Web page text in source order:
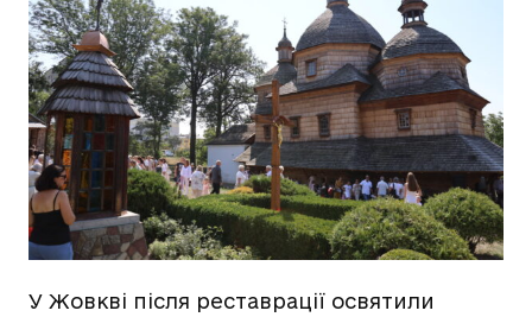
У Жовкві після реставрації освятили